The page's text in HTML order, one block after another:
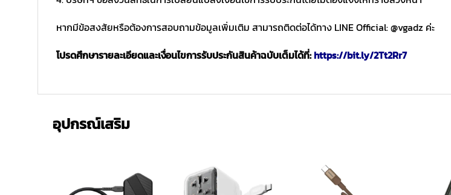
หากมีข้อสงสัยหรือต้องการสอบถามข้อมูลเพิ่มเติม สามารถติดต่อได้ทาง LINE Official: @vgadz ค่ะ
โปรดศึกษารายละเอียดและเงื่อนไขการรับประกันสินค้าฉบับเต็มได้ที่:https://bit.ly/2Tt2Rr7
อุปกรณ์เสริม